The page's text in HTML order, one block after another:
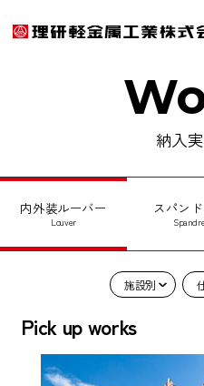
納入
内外装ルーバー
Louver
スパン
施設別
Pick up works